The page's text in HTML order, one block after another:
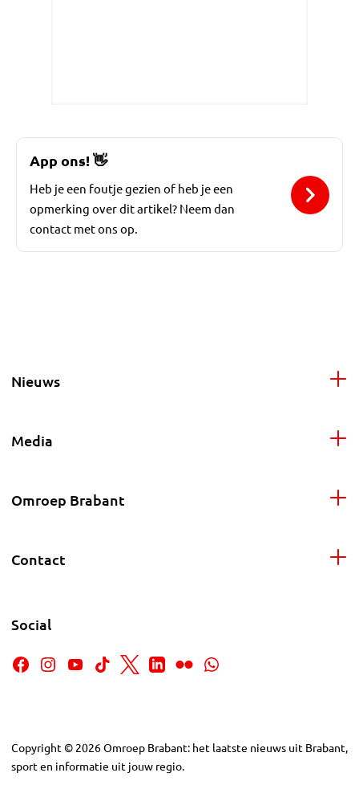
App ons!👋
Heb je een foutje gezien of heb je een
opmerking over dit artikel? Neem dan
contact met ons op.
Nieuws
Media
Omroep Brabant
Contact
Social
Copyright © 2026Omroep Brabant: het laatste nieuws uit Brabant,
sport en informatie uit jouw regio.